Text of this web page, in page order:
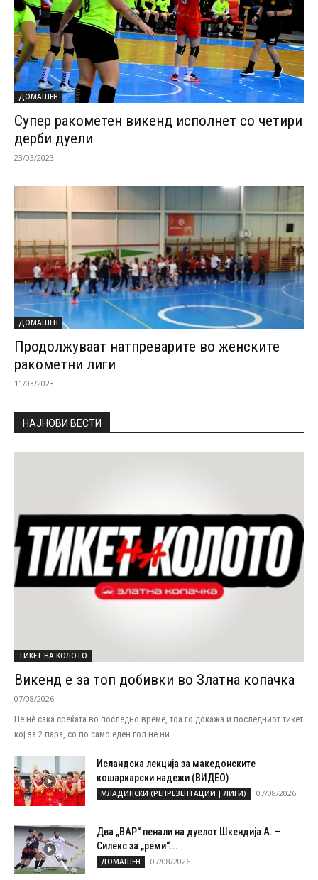
ДОМАШЕН
Супер ракометен викенд исполнет со четири
дерби дуели
23/03/2023
ДОМАШЕН
Продолжуваат натпреварите во женските
ракометни лиги
11/03/2023
НАЈНОВИ ВЕСТИ
ТИКЕТ НА КОЛОТО
Викенд е за топ добивки во Златна копачка
07/08/2026
Не нѐ сака среќата во последно време, тоа го докажа и последниот тикет
кој за 2 пара, со по само еден гол не ни...
Исландска лекција за македонските
кошаркарски надежи (ВИДЕО)
МЛАДИНСКИ (РЕПРЕЗЕНТАЦИИ | ЛИГИ) 07/08/2026
Два „ВАР“ пенали на дуелот Шкендија А. –
Силекс за „реми“...
ДОМАШЕН 07/08/2026